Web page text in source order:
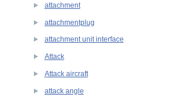
attachment
attachmentplug
attachment unit interface
Attack
Attack aircraft
attack angle